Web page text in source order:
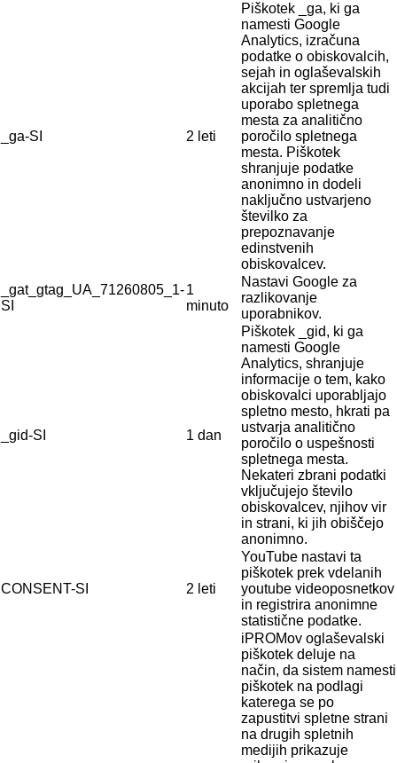
_ga-SI 2 leti
Piškotek _ga, ki ga
namesti Google
Analytics, izračuna
podatke o obiskovalcih,
sejah in oglaševalskih
akcijah ter spremlja tudi
uporabo spletnega
mesta za analitično
poročilo spletnega
mesta. Piškotek
shranjuje podatke
anonimno in dodeli
naključno ustvarjeno
številko za
prepoznavanje
edinstvenih
obiskovalcev.
_gat_gtag_UA_71260805_1-
SI
1
minuto
Nastavi Google za
razlikovanje
uporabnikov.
_gid-SI 1 dan
Piškotek _gid, ki ga
namesti Google
Analytics, shranjuje
informacije o tem, kako
obiskovalci uporabljajo
spletno mesto, hkrati pa
ustvarja analitično
poročilo o uspešnosti
spletnega mesta.
Nekateri zbrani podatki
vključujejo število
obiskovalcev, njihov vir
in strani, ki jih obiščejo
anonimno.
CONSENT-SI 2 leti
YouTube nastavi ta
piškotek prek vdelanih
youtube videoposnetkov
in registrira anonimne
statistične podatke.
iPROMov oglaševalski
piškotek deluje na
način, da sistem namesti
piškotek na podlagi
katerega se po
zapustitvi spletne strani
na drugih spletnih
medijih prikazuje